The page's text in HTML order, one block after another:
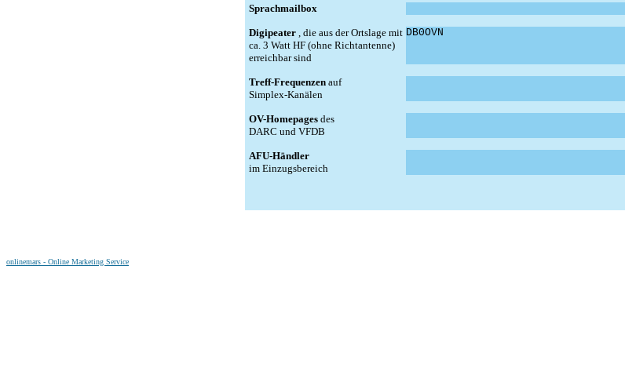
Sprachmailbox
Digipeater , die aus der Ortslage mit
ca. 3 Watt HF (ohne Richtantenne)
erreichbar sind
DB0OVN
Treff-Frequenzen auf
Simplex-Kanälen
OV-Homepages des
DARC und VFDB
AFU-Händler
im Einzugsbereich
onlinemars - Online Marketing Service